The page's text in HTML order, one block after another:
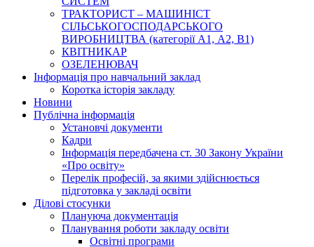
ТРАКТОРИСТ – МАШИНІСТ
СІЛЬСЬКОГОСПОДАРСЬКОГО
ВИРОБНИЦТВА (категорії А1, А2, В1)
КВІТНИКАР
ОЗЕЛЕНЮВАЧ
Інформація про навчальний заклад
Коротка історія закладу
Новини
Публічна інформація
Установчі документи
Кадри
Інформація передбачена ст. 30 Закону України
«Про освіту»
Перелік професій, за якими здійснюється
підготовка у закладі освіти
Ділові стосунки
Плануюча документація
Планування роботи закладу освіти
Освітні програми